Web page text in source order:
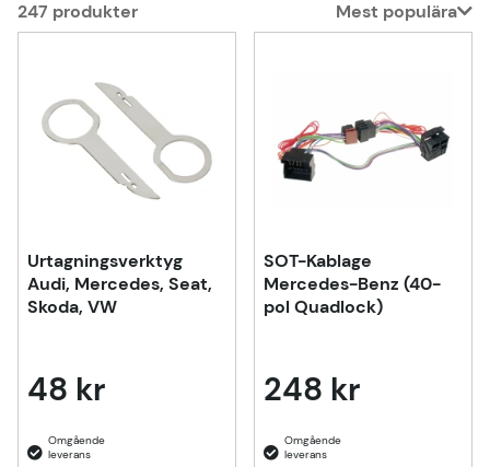
247 produkter
Mest populära
Urtagningsverktyg
Audi, Mercedes, Seat,
Skoda, VW
48 kr
SOT-Kablage
Mercedes-Benz (40-
pol Quadlock)
248 kr